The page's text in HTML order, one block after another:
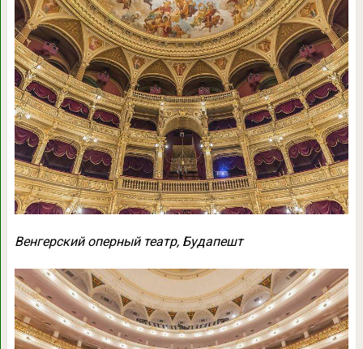
Венгерский оперный театр, Будапешт